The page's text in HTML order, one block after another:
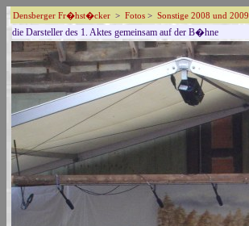
Densberger Fr�hst�cker > Fotos > Sonstige 2008 und 2009
die Darsteller des 1. Aktes gemeinsam auf der B�hne